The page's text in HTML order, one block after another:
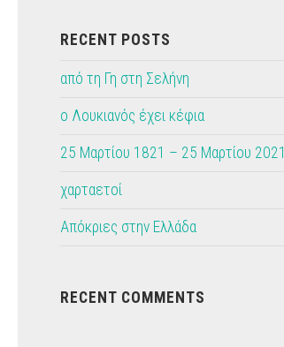
RECENT POSTS
από τη Γη στη Σελήνη
ο Λουκιανός έχει κέφια
25 Μαρτίου 1821 – 25 Μαρτίου 2021
χαρταετοί
Απόκριες στην Ελλάδα
RECENT COMMENTS